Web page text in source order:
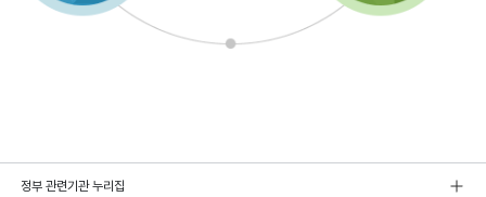
정부 관련기관 누리집